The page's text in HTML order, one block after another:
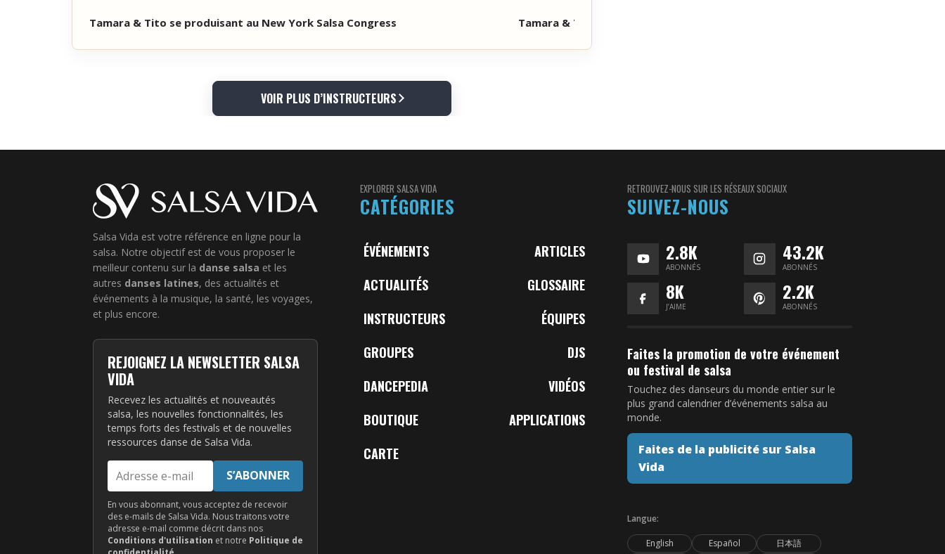
Tamara & Tito se produisant au New York Salsa Congress Tamara & Tito se produisant au Congrès Salsa de Porto Rico
VOIR PLUS D’INSTRUCTEURS
Salsa Vida est votre référence en ligne pour la
salsa. Notre objectif est de vous proposer le
meilleur contenu sur la danse salsa et les
autres danses latines, des actualités et
événements à la musique, la santé, les voyages,
et plus encore.
REJOIGNEZ LA NEWSLETTER SALSA
VIDA
Recevez les actualités et nouveautés
salsa, les nouvelles fonctionnalités, les
temps forts des festivals et de nouvelles
ressources danse de Salsa Vida.
Adresse
e-
mail
S’ABONNER
En vous abonnant, vous acceptez de recevoir
des e-mails de Salsa Vida. Nous traitons votre
adresse e-mail comme décrit dans nos
Conditions d'utilisation et notre Politique de
EXPLORER SALSA VIDA
CATÉGORIES
ARTICLES
ÉVÉNEMENTS
GLOSSAIRE
ACTUALITÉS
ÉQUIPES
INSTRUCTEURS
DJS
GROUPES
VIDÉOS
DANCEPEDIA
APPLICATIONS
BOUTIQUE
CARTE
RETROUVEZ-NOUS SUR LES RÉSEAUX SOCIAUX
SUIVEZ-NOUS
2.8K
ABONNÉS
43.2K
ABONNÉS
8K
J’AIME
2.2K
ABONNÉS
Faites la promotion de votre événement
ou festival de salsa
Touchez des danseurs du monde entier sur le
plus grand calendrier d’événements salsa au
monde.
Faites de la publicité sur Salsa
Vida
Langue:
English Español 日本語